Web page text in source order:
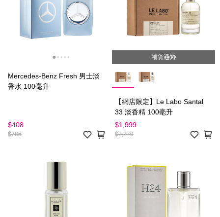
Mercedes-Benz Fresh 男士淡
香水 100毫升
$785
$408
補貨通知
【網店限定】Le Labo Santal
33 淡香精 100毫升
$2,270
$1,999